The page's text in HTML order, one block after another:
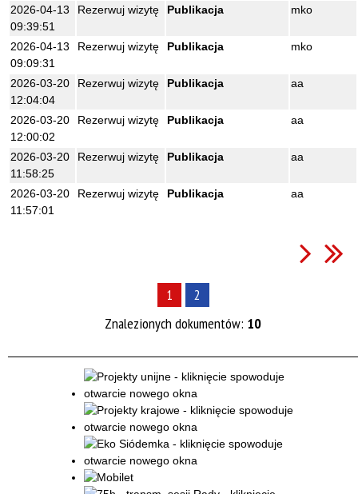
2026-04-13
09:39:51
Rezerwuj wizytę Publikacja mko
2026-04-13
09:09:31
Rezerwuj wizytę Publikacja mko
2026-03-20
12:04:04
Rezerwuj wizytę Publikacja aa
2026-03-20
12:00:02
Rezerwuj wizytę Publikacja aa
2026-03-20
11:58:25
Rezerwuj wizytę Publikacja aa
2026-03-20
11:57:01
Rezerwuj wizytę Publikacja aa
1
2
Znalezionych dokumentów: 10